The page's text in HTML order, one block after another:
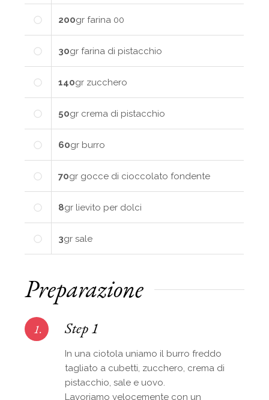
200gr farina 00
30gr farina di pistacchio
140gr zucchero
50gr crema di pistacchio
60gr burro
70gr gocce di cioccolato fondente
8gr lievito per dolci
3gr sale
Preparazione
1. Step 1
In una ciotola uniamo il burro freddo
tagliato a cubetti, zucchero, crema di
pistacchio, sale e uovo.
Lavoriamo velocemente con un